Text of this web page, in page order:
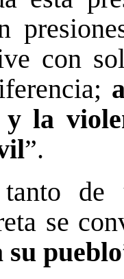
con
y la
”.
de
se
su pueblo